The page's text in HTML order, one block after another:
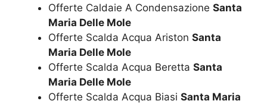
Offerte Caldaie A Condensazione Santa
Maria Delle Mole
Offerte Scalda Acqua Ariston Santa
Maria Delle Mole
Offerte Scalda Acqua Beretta Santa
Maria Delle Mole
Offerte Scalda Acqua Biasi Santa Maria